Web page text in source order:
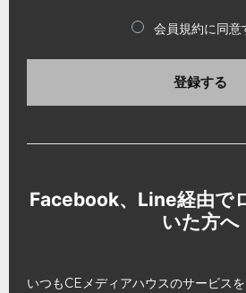
会員規約に同意
登録する
Facebook、Line経由で
いた方へ
いつもCEメディアハウスのサービス